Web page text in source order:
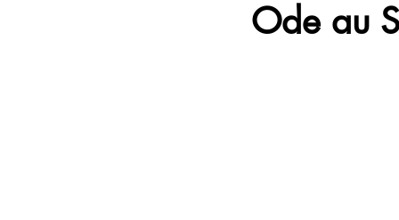
Ode au